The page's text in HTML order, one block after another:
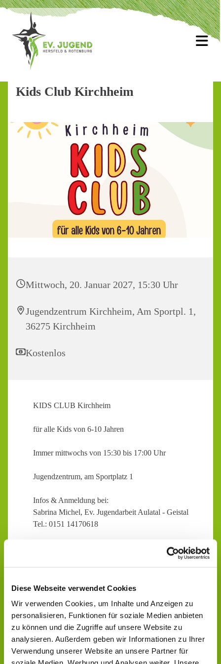
Diese Webseite verwendet Cookies
Wir verwenden Cookies, um Inhalte und Anzeigen zu
personalisieren, Funktionen für soziale Medien anbieten
zu können und die Zugriffe auf unsere Website zu
analysieren. Außerdem geben wir Informationen zu Ihrer
Verwendung unserer Website an unsere Partner für
Kids Club Kirchheim
Mittwoch, 20. Januar 2027, 15:30 Uhr
Jugendzentrum Kirchheim, Am Sportpl. 1,
36275 Kirchheim
Kostenlos
KIDS CLUB Kirchheim
für alle Kids von 6-10 Jahren
Immer mittwochs von 15:30 bis 17:00 Uhr
Jugendzentrum, am Sportplatz 1
Infos & Anmeldung bei:
Sabrina Michel, Ev. Jugendarbeit Aulatal - Geistal
Tel.: 0151 14170618